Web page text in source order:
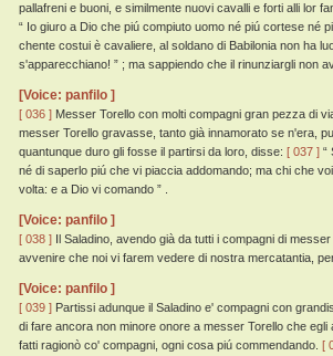
pallafreni e buoni, e similmente nuovi cavalli e forti alli lor
“ Io giuro a Dio che piú compiuto uomo né piú cortese
chente costui è cavaliere, al soldano di Babilonia non ha
s'apparecchiano! ” ; ma sappiendo che il rinunziargli non
[Voice: panfilo ]
[ 036 ] Messer Torello con molti compagni gran pezza di
messer Torello gravasse, tanto già innamorato se n'era,
quantunque duro gli fosse il partirsi da loro, disse: [ 037 ] “
né di saperlo piú che vi piaccia addomando; ma chi che
volta: e a Dio vi comando ” .
[Voice: panfilo ]
[ 038 ] Il Saladino, avendo già da tutti i compagni di
avvenire che noi vi farem vedere di nostra mercatantia,
[Voice: panfilo ]
[ 039 ] Partissi adunque il Saladino e' compagni con
di fare ancora non minore onore a messer Torello che
fatti ragionò co' compagni, ogni cosa piú commendando. [